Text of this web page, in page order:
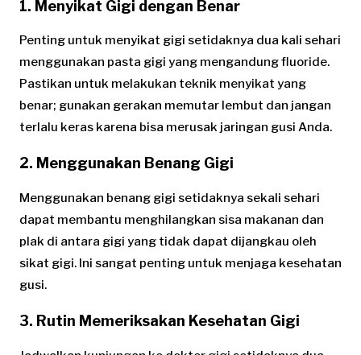
1. Menyikat Gigi dengan Benar
Penting untuk menyikat gigi setidaknya dua kali sehari
menggunakan pasta gigi yang mengandung fluoride.
Pastikan untuk melakukan teknik menyikat yang
benar; gunakan gerakan memutar lembut dan jangan
terlalu keras karena bisa merusak jaringan gusi Anda.
2. Menggunakan Benang Gigi
Menggunakan benang gigi setidaknya sekali sehari
dapat membantu menghilangkan sisa makanan dan
plak di antara gigi yang tidak dapat dijangkau oleh
sikat gigi. Ini sangat penting untuk menjaga kesehatan
gusi.
3. Rutin Memeriksakan Kesehatan Gigi